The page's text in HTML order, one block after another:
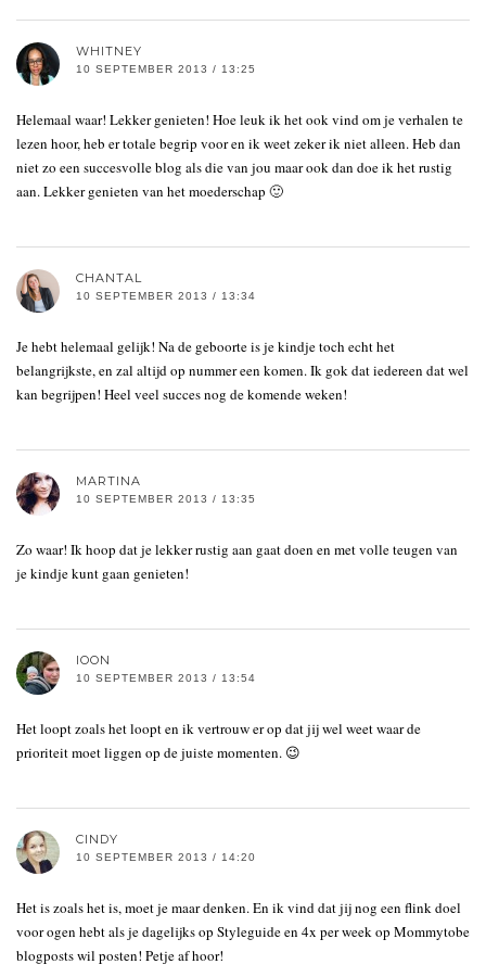
WHITNEY
10 SEPTEMBER 2013 / 13:25
Helemaal waar! Lekker genieten! Hoe leuk ik het ook vind om je verhalen te
lezen hoor, heb er totale begrip voor en ik weet zeker ik niet alleen. Heb dan
niet zo een succesvolle blog als die van jou maar ook dan doe ik het rustig
aan. Lekker genieten van het moederschap 🙂
CHANTAL
10 SEPTEMBER 2013 / 13:34
Je hebt helemaal gelijk! Na de geboorte is je kindje toch echt het
belangrijkste, en zal altijd op nummer een komen. Ik gok dat iedereen dat wel
kan begrijpen! Heel veel succes nog de komende weken!
MARTINA
10 SEPTEMBER 2013 / 13:35
Zo waar! Ik hoop dat je lekker rustig aan gaat doen en met volle teugen van
je kindje kunt gaan genieten!
IOON
10 SEPTEMBER 2013 / 13:54
Het loopt zoals het loopt en ik vertrouw er op dat jij wel weet waar de
prioriteit moet liggen op de juiste momenten. 😉
CINDY
10 SEPTEMBER 2013 / 14:20
Het is zoals het is, moet je maar denken. En ik vind dat jij nog een flink doel
voor ogen hebt als je dagelijks op Styleguide en 4x per week op Mommytobe
blogposts wil posten! Petje af hoor!